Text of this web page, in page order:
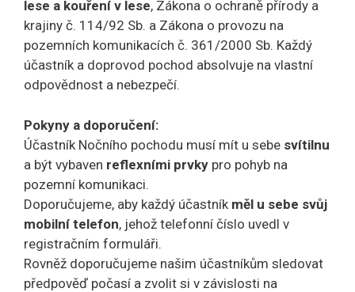
lese a kouření v lese, Zákona o ochraně přírody a
krajiny č. 114/92 Sb. a Zákona o provozu na
pozemních komunikacích č. 361/2000 Sb. Každý
účastník a doprovod pochod absolvuje na vlastní
odpovědnost a nebezpečí.
Pokyny a doporučení:
Účastník Nočního pochodu musí mít u sebe svítilnu
a být vybaven reflexními prvky pro pohyb na
pozemní komunikaci.
Doporučujeme, aby každý účastník měl u sebe svůj
mobilní telefon, jehož telefonní číslo uvedl v
registračním formuláři.
Rovněž doporučujeme našim účastníkům sledovat
předpověď počasí a zvolit si v závislosti na